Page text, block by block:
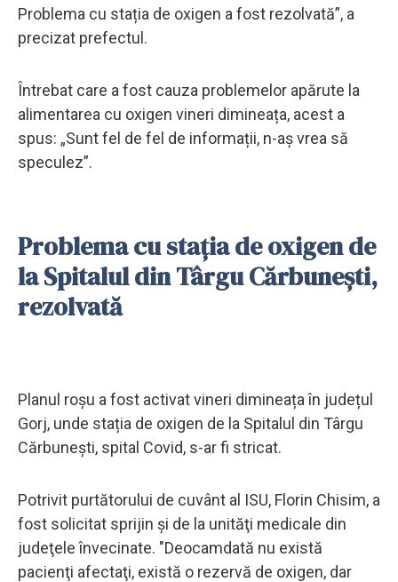
Problema cu stația de oxigen a fost rezolvată”, a
precizat prefectul.
Întrebat care a fost cauza problemelor apărute la
alimentarea cu oxigen vineri dimineața, acest a
spus: „Sunt fel de fel de informații, n-aș vrea să
speculez”.
Problema cu stația de oxigen de
la Spitalul din Târgu Cărbunești,
rezolvată
Planul roșu a fost activat vineri dimineața în județul
Gorj, unde stația de oxigen de la Spitalul din Târgu
Cărbunești, spital Covid, s-ar fi stricat.
Potrivit purtătorului de cuvânt al ISU, Florin Chisim, a
fost solicitat sprijin şi de la unităţi medicale din
judeţele învecinate. "Deocamdată nu există
pacienţi afectaţi, există o rezervă de oxigen, dar